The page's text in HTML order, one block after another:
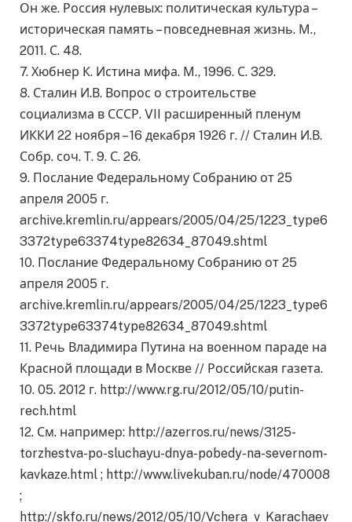
Он же. Россия нулевых: политическая культура –
историческая память – повседневная жизнь. М.,
2011. С. 48.
7. Хюбнер К. Истина мифа. М., 1996. С. 329.
8. Сталин И.В. Вопрос о строительстве
социализма в СССР. VII расширенный пленум
ИККИ 22 ноября – 16 декабря 1926 г. // Сталин И.В.
Собр. соч. Т. 9. С. 26.
9. Послание Федеральному Собранию от 25
апреля 2005 г.
archive.kremlin.ru/appears/2005/04/25/1223_type6
3372type63374type82634_87049.shtml
10. Послание Федеральному Собранию от 25
апреля 2005 г.
archive.kremlin.ru/appears/2005/04/25/1223_type6
3372type63374type82634_87049.shtml
11. Речь Владимира Путина на военном параде на
Красной площади в Москве // Российская газета.
10. 05. 2012 г. http://www.rg.ru/2012/05/10/putin-
rech.html
12. См. например: http://azerros.ru/news/3125-
torzhestva-po-sluchayu-dnya-pobedy-na-severnom-
kavkaze.html ; http://www.livekuban.ru/node/470008
;
http://skfo.ru/news/2012/05/10/Vchera_v_Karachaev